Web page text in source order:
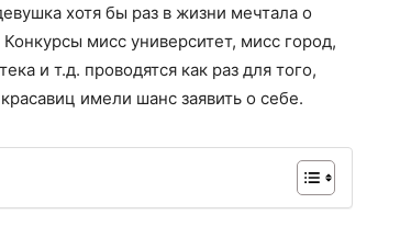
хотя бы раз в жизни мечтала о
мисс университет, мисс город,
и т.д. проводятся как раз для того,
имели шанс заявить о себе.